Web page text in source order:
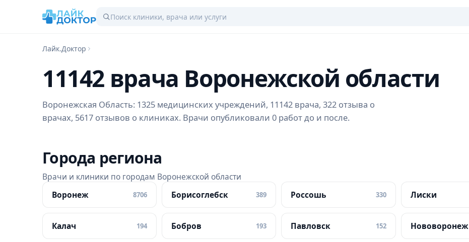
Лайк.Доктор
11142 врача Воронежской области
Воронежская Область: 1325 медицинских учреждений, 11142 врача, 322 отзыва о
врачах, 5617 отзывов о клиниках. Врачи опубликовали 0 работ до и после.
Города региона
Врачи и клиники по городам Воронежской области
Воронеж
8706 Борисоглебск 389 Россошь 330 Лиски
Калач 194 Бобров 193 Павловск 152 Нововоронеж